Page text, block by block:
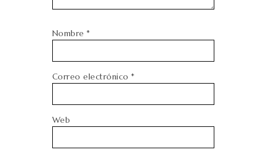
Nombre *
Correo electrónico *
Web